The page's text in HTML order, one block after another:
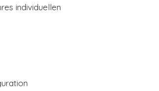
individuellen